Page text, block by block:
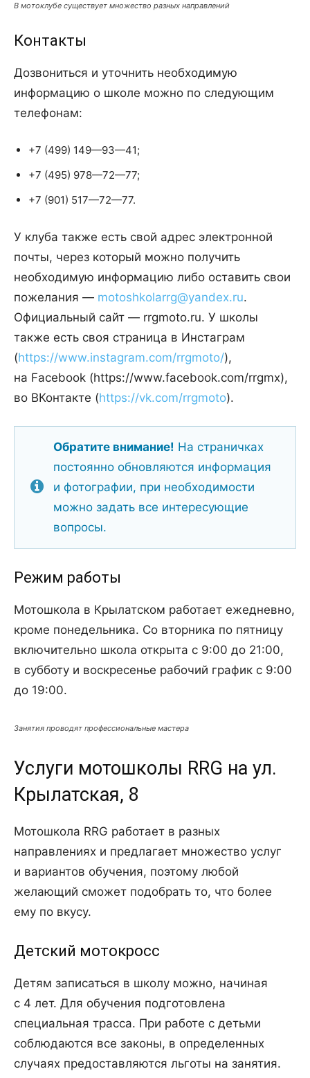
В мотоклубе существует множество разных направлений
Контакты
Дозвониться и уточнить необходимую
информацию о школе можно по следующим
телефонам:
+7 (499) 149—93—41;
+7 (495) 978—72—77;
+7 (901) 517—72—77.
У клуба также есть свой адрес электронной
почты, через который можно получить
необходимую информацию либо оставить свои
пожелания — motoshkolarrg@yandex.ru.
Официальный сайт — rrgmoto.ru. У школы
также есть своя страница в Инстаграм
(https://www.instagram.com/rrgmoto/),
на Facebook (https://www.facebook.com/rrgmx),
во ВКонтакте (https://vk.com/rrgmoto).
Обратите внимание! На страничках
постоянно обновляются информация
и фотографии, при необходимости
можно задать все интересующие
вопросы.
Режим работы
Мотошкола в Крылатском работает ежедневно,
кроме понедельника. Со вторника по пятницу
включительно школа открыта с 9:00 до 21:00,
в субботу и воскресенье рабочий график с 9:00
до 19:00.
Занятия проводят профессиональные мастера
Услуги мотошколы RRG на ул.
Крылатская, 8
Мотошкола RRG работает в разных
направлениях и предлагает множество услуг
и вариантов обучения, поэтому любой
желающий сможет подобрать то, что более
ему по вкусу.
Детский мотокросс
Детям записаться в школу можно, начиная
с 4 лет. Для обучения подготовлена
специальная трасса. При работе с детьми
соблюдаются все законы, в определенных
случаях предоставляются льготы на занятия.